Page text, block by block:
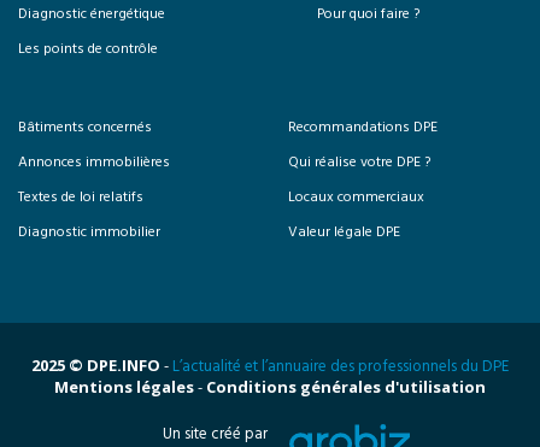
Diagnostic énergétique
Les points de contrôle
Pour quoi faire ?
Bâtiments concernés
Annonces immobilières
Textes de loi relatifs
Diagnostic immobilier
Recommandations DPE
Qui réalise votre DPE ?
Locaux commerciaux
Valeur légale DPE
2025 © DPE.INFO - L’actualité et l’annuaire des professionnels du DPE
Mentions légales- Conditions générales d'utilisation
Un site créé par